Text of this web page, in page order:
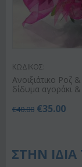
ΚΩΔΙΚΟΣ:
Ανοιξιάτικο Ροζ
δίδυμα αγοράκι &
€40.00 €35.00
ΣΤΗΝ